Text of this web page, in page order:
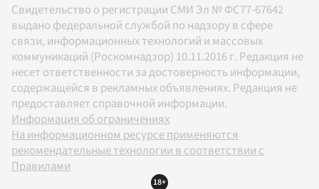
Свидетельство о регистрации СМИ Эл № ФС77-67642
выдано федеральной службой по надзору в сфере
связи, информационных технологий и массовых
коммуникаций (Роскомнадзор) 10.11.2016 г. Редакция не
несет ответственности за достоверность информации,
содержащейся в рекламных объявлениях. Редакция не
предоставляет справочной информации.
Информация об ограничениях
На информационном ресурсе применяются
рекомендательные технологии в соответствии с
Правилами
18+